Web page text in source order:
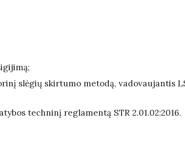
slėgių skirtumo metodą, vadovaujantis
techninį reglamentą STR 2.01.02:2016.